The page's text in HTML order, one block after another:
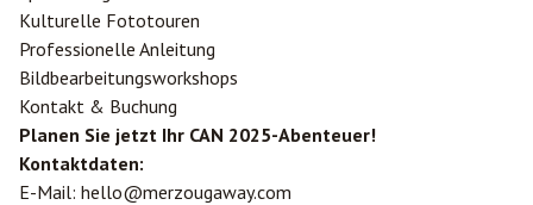
Kulturelle Fototouren
Professionelle Anleitung
Bildbearbeitungsworkshops
Kontakt & Buchung
Planen Sie jetzt Ihr CAN 2025-Abenteuer!
Kontaktdaten:
E-Mail: hello@merzougaway.com